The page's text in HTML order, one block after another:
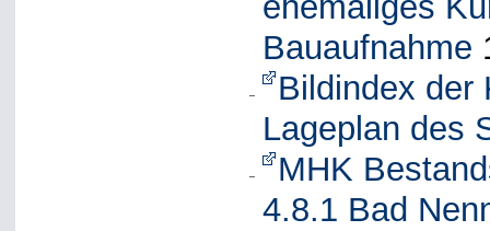
Bauaufnahme
Bildindex der
Lageplan des
MHK
4.8.1 Bad